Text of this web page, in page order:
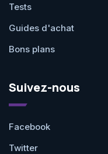
Tests
Guides d'achat
Bons plans
Suivez-nous
Facebook
Twitter